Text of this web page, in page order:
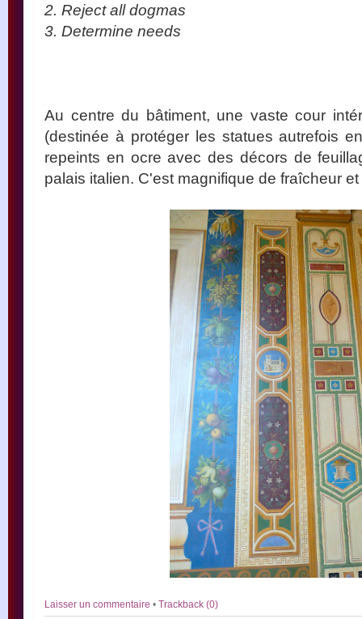
2. Reject all dogmas
3. Determine needs
Au centre du bâtiment, une vaste cour
(destinée à protéger les statues autrefois
repeints en ocre avec des décors de
palais italien. C'est magnifique de fraîcheur
Laisser un commentaire • Trackback (0)